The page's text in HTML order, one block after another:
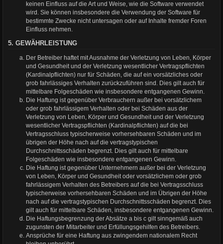
keinen Einfluss auf die Art und Weise, wie die Software verwendet
wird. Sie können insbesondere die Verwendung der Software für
bestimmte Zwecke nicht untersagen oder auf Inhalte fremder Foren
Einfluss nehmen.
5. GEWÄHRLEISTUNG
Der Betreiber haftet mit Ausnahme der Verletzung von Leben, Körper
und Gesundheit und der Verletzung wesentlicher Vertragspflichten
(Kardinalpflichten) nur für Schäden, die auf ein vorsätzliches oder
grob fahrlässiges Verhalten zurückzuführen sind. Dies gilt auch für
mittelbare Folgeschäden wie insbesondere entgangenen Gewinn.
Die Haftung ist gegenüber Verbrauchern außer bei vorsätzlichem
oder grob fahrlässigem Verhalten oder bei Schäden aus der
Verletzung von Leben, Körper und Gesundheit und der Verletzung
wesentlicher Vertragspflichten (Kardinalpflichten) auf die bei
Vertragsschluss typischerweise vorhersehbaren Schäden und im
übrigen der Höhe nach auf die vertragstypischen
Durchschnittsschäden begrenzt. Dies gilt auch für mittelbare
Folgeschäden wie insbesondere entgangenen Gewinn.
Die Haftung ist gegenüber Unternehmern außer bei der Verletzung
von Leben, Körper und Gesundheit oder vorsätzlichem oder grob
fahrlässigem Verhalten des Betreibers auf die bei Vertragsschluss
typischerweise vorhersehbaren Schäden und im Übrigen der Höhe
nach auf die vertragstypischen Durchschnittsschäden begrenzt. Dies
gilt auch für mittelbare Schäden, insbesondere entgangenen Gewinn.
Die Haftungsbegrenzung der Absätze a bis c gilt sinngemäß auch
zugunsten der Mitarbeiter und Erfüllungsgehilfen des Betreibers.
Ansprüche für eine Haftung aus zwingendem nationalem Recht